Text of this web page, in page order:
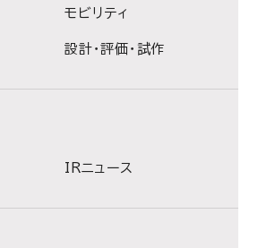
モビリティ
設計・評価・試作
IRニュース